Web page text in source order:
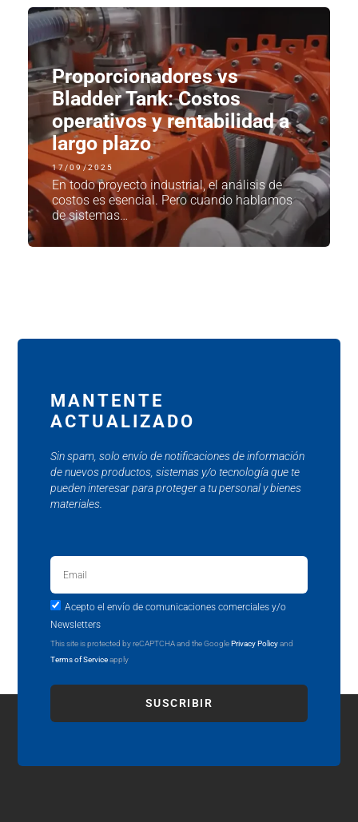
Proporcionadores vs
Bladder Tank: Costos
operativos y rentabilidad a
largo plazo
17/09/2025
En todo proyecto industrial, el análisis de
costos es esencial. Pero cuando hablamos
de sistemas…
MANTENTE
ACTUALIZADO
Sin spam, solo envío de notificaciones de información
de nuevos productos, sistemas y/o tecnología que te
pueden interesar para proteger a tu personal y bienes
materiales.
Acepto el envío de comunicaciones comerciales y/o
Newsletters
This site is protected by reCAPTCHA and the Google Privacy Policyand
Terms of Serviceapply
SUSCRIBIR